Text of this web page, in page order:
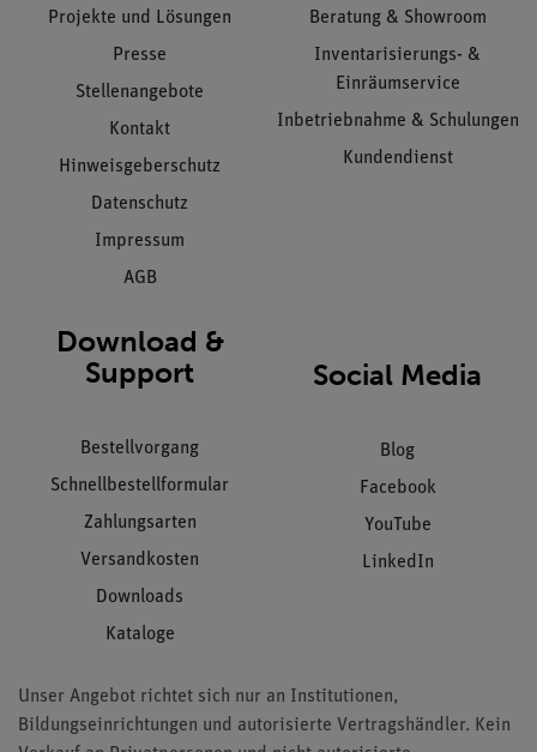
Projekte und Lösungen
Presse
Stellenangebote
Kontakt
Hinweisgeberschutz
Datenschutz
Impressum
AGB
Beratung & Showroom
Inventarisierungs- &
Einräumservice
Inbetriebnahme & Schulungen
Kundendienst
Download &
Support
Bestellvorgang
Schnellbestellformular
Zahlungsarten
Versandkosten
Downloads
Kataloge
Social Media
Blog
Facebook
YouTube
LinkedIn
Unser Angebot richtet sich nur an Institutionen,
Bildungseinrichtungen und autorisierte Vertragshändler. Kein